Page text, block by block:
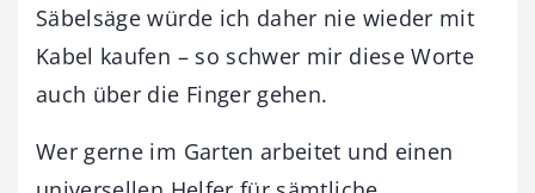
Säbelsäge würde ich daher nie wieder mit
Kabel kaufen – so schwer mir diese Worte
auch über die Finger gehen.
Wer gerne im Garten arbeitet und einen